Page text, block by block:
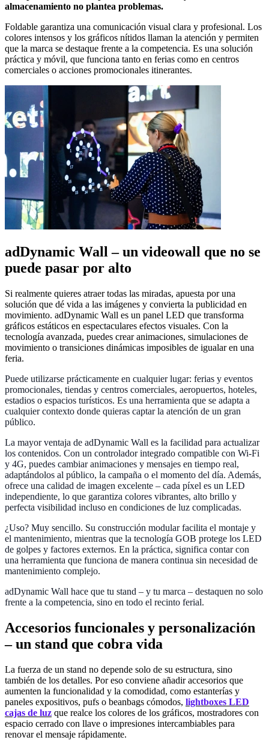
almacenamiento no plantea problemas.
Foldable garantiza una comunicación visual clara y profesional. Los
colores intensos y los gráficos nítidos llaman la atención y permiten
que la marca se destaque frente a la competencia. Es una solución
práctica y móvil, que funciona tanto en ferias como en centros
comerciales o acciones promocionales itinerantes.
adDynamic Wall – un videowall que no se
puede pasar por alto
Si realmente quieres atraer todas las miradas, apuesta por una
solución que dé vida a las imágenes y convierta la publicidad en
movimiento. adDynamic Wall es un panel LED que transforma
gráficos estáticos en espectaculares efectos visuales. Con la
tecnología avanzada, puedes crear animaciones, simulaciones de
movimiento o transiciones dinámicas imposibles de igualar en una
feria.
Puede utilizarse prácticamente en cualquier lugar: ferias y eventos
promocionales, tiendas y centros comerciales, aeropuertos, hoteles,
estadios o espacios turísticos. Es una herramienta que se adapta a
cualquier contexto donde quieras captar la atención de un gran
público.
La mayor ventaja de adDynamic Wall es la facilidad para actualizar
los contenidos. Con un controlador integrado compatible con Wi-Fi
y 4G, puedes cambiar animaciones y mensajes en tiempo real,
adaptándolos al público, la campaña o el momento del día. Además,
ofrece una calidad de imagen excelente – cada píxel es un LED
independiente, lo que garantiza colores vibrantes, alto brillo y
perfecta visibilidad incluso en condiciones de luz complicadas.
¿Uso? Muy sencillo. Su construcción modular facilita el montaje y
el mantenimiento, mientras que la tecnología GOB protege los LED
de golpes y factores externos. En la práctica, significa contar con
una herramienta que funciona de manera continua sin necesidad de
mantenimiento complejo.
adDynamic Wall hace que tu stand – y tu marca – destaquen no solo
frente a la competencia, sino en todo el recinto ferial.
Accesorios funcionales y personalización
– un stand que cobra vida
La fuerza de un stand no depende solo de su estructura, sino
también de los detalles. Por eso conviene añadir accesorios que
aumenten la funcionalidad y la comodidad, como estanterías y
paneles expositivos, pufs o beanbags cómodos, lightboxes LED
cajas de luz que realce los colores de los gráficos, mostradores con
espacio cerrado con llave o impresiones intercambiables para
renovar el mensaje rápidamente.